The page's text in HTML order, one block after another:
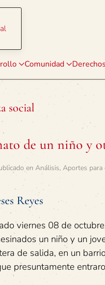
Comunidad Derechos
social
de un niño y
en Análisis, Aportes para
Reyes
viernes 08 de
un niño y un
de salida, en un
presuntamente